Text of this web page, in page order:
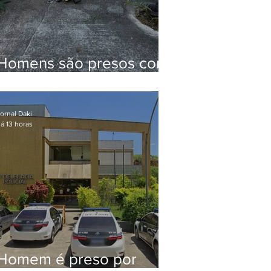
são presos com
Brejal
é preso por
Daki
13 horas